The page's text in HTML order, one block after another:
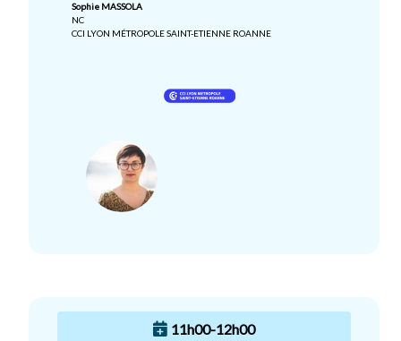
Sophie MASSOLA
NC
CCI LYON MÉTROPOLE SAINT-ETIENNE ROANNE
11h00-12h00